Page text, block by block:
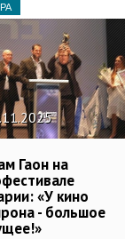
Гаон на
«У кино
- большое